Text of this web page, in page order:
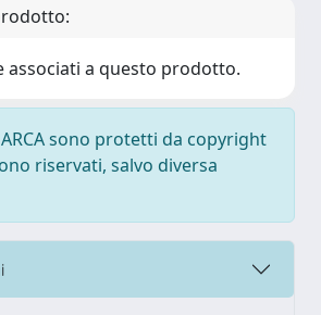
associati a questo prodotto.
sono protetti da copyright
riservati, salvo diversa